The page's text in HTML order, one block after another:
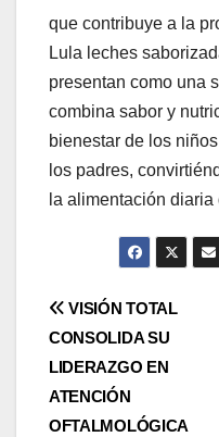
que contribuye a la
Lula leches
presentan como una
combina sabor y
bienestar de los
los padres,
la alimentación
de
entradas
VISIÓN TOTAL
CONSOLIDA SU
LIDERAZGO EN
ATENCIÓN
OFTALMOLÓGICA